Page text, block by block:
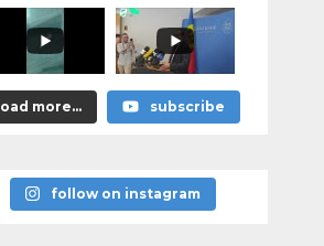
load more... subscribe
follow on instagram